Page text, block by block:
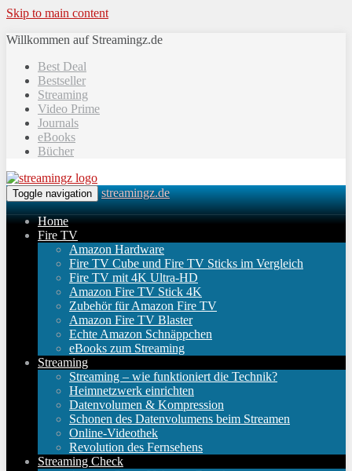
Skip to main content
Willkommen auf Streamingz.de
Best Deal
Bestseller
Streaming
Video Prime
Journals
eBooks
Bücher
Toggle navigation streamingz.de
Home
Fire TV
Amazon Hardware
Fire TV Cube und Fire TV Sticks im Vergleich
Fire TV mit 4K Ultra-HD
Amazon Fire TV Stick 4K
Zubehör für Amazon Fire TV
Amazon Fire TV Blaster
Echte Amazon Schnäppchen
eBooks zum Streaming
Streaming
Streaming – wie funktioniert die Technik?
Heimnetzwerk einrichten
Datenvolumen & Kompression
Schonen des Datenvolumens beim Streamen
Online-Videothek
Revolution des Fernsehens
Streaming Check